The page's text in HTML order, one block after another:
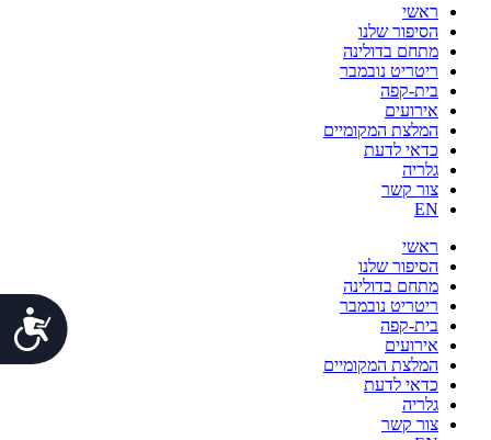
ראשי
הסיפור שלנו
מתחם בדולינה
ריטריט נובמבר
בית-קפה
אירועים
המלצת המקומיים
כדאי לדעת
גלריה
צור קשר
EN
ראשי
הסיפור שלנו
מתחם בדולינה
ריטריט נובמבר
בית-קפה
אירועים
המלצת המקומיים
כדאי לדעת
גלריה
צור קשר